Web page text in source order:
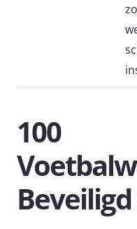
100